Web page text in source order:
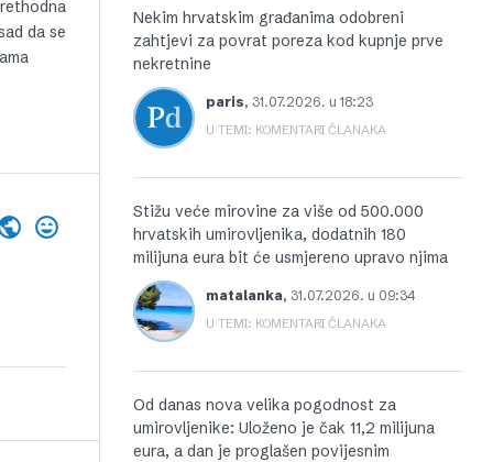
da se
Nekim hrvatskim građanima odobreni
zahtjevi za povrat poreza kod kupnje prve
nekretnine
paris, 31.07.2026. u 18:23
U TEMI: KOMENTARI ČLANAKA
Stižu veće mirovine za više od 500.000
hrvatskih umirovljenika, dodatnih 180
milijuna eura bit će usmjereno upravo njima
matalanka, 31.07.2026. u 09:34
U TEMI: KOMENTARI ČLANAKA
Od danas nova velika pogodnost za
umirovljenike: Uloženo je čak 11,2 milijuna
eura, a dan je proglašen povijesnim